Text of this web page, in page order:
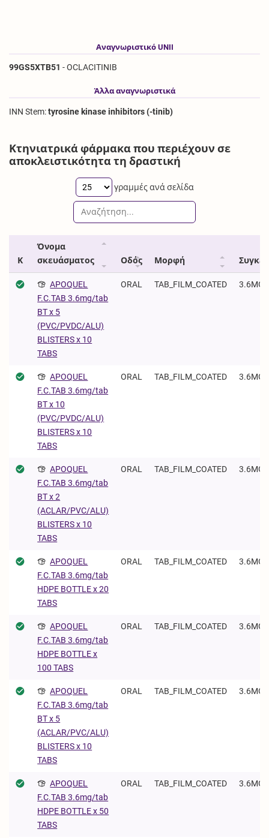
Αναγνωριστικό UNII
99GS5XTB51 - OCLACITINIB
Άλλα αναγνωριστικά
INN Stem:tyrosine kinase inhibitors (-tinib)
Κτηνιατρικά φάρμακα που περιέχουν σε
αποκλειστικότητα τη δραστική
γραμμές ανά σελίδα
Κ
Όνομα
σκευάσματος
Οδός Μορφή
APOQUEL
F.C.TAB 3.6mg/tab
BT x 5
(PVC/PVDC/ALU)
BLISTERS x 10
TABS
ORAL TAB_FILM_COATED 3.6MG/
APOQUEL
F.C.TAB 3.6mg/tab
BT x 10
(PVC/PVDC/ALU)
BLISTERS x 10
TABS
ORAL TAB_FILM_COATED 3.6MG/
APOQUEL
F.C.TAB 3.6mg/tab
BT x 2
(ACLAR/PVC/ALU)
BLISTERS x 10
TABS
ORAL TAB_FILM_COATED 3.6MG/
APOQUEL
F.C.TAB 3.6mg/tab
HDPE BOTTLE x 20
TABS
ORAL TAB_FILM_COATED 3.6MG/
APOQUEL
F.C.TAB 3.6mg/tab
HDPE BOTTLE x
100 TABS
ORAL TAB_FILM_COATED 3.6MG/
APOQUEL
F.C.TAB 3.6mg/tab
BT x 5
(ACLAR/PVC/ALU)
BLISTERS x 10
TABS
ORAL TAB_FILM_COATED 3.6MG/
APOQUEL
F.C.TAB 3.6mg/tab
HDPE BOTTLE x 50
TABS
ORAL TAB_FILM_COATED 3.6MG/